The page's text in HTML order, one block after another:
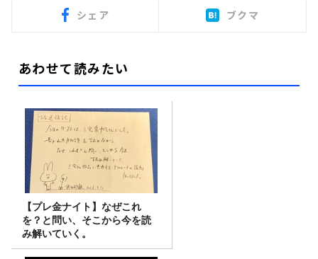
シェア ブクマ
あわせて読みたい
【プレ金ナイト】なぜこれ
を？と問い、そこから今を読
み解いていく。